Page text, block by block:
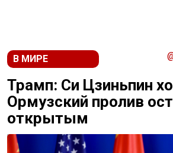
В МИРЕ
Трамп: Си Цзиньпин
Ормузский пролив
открытым